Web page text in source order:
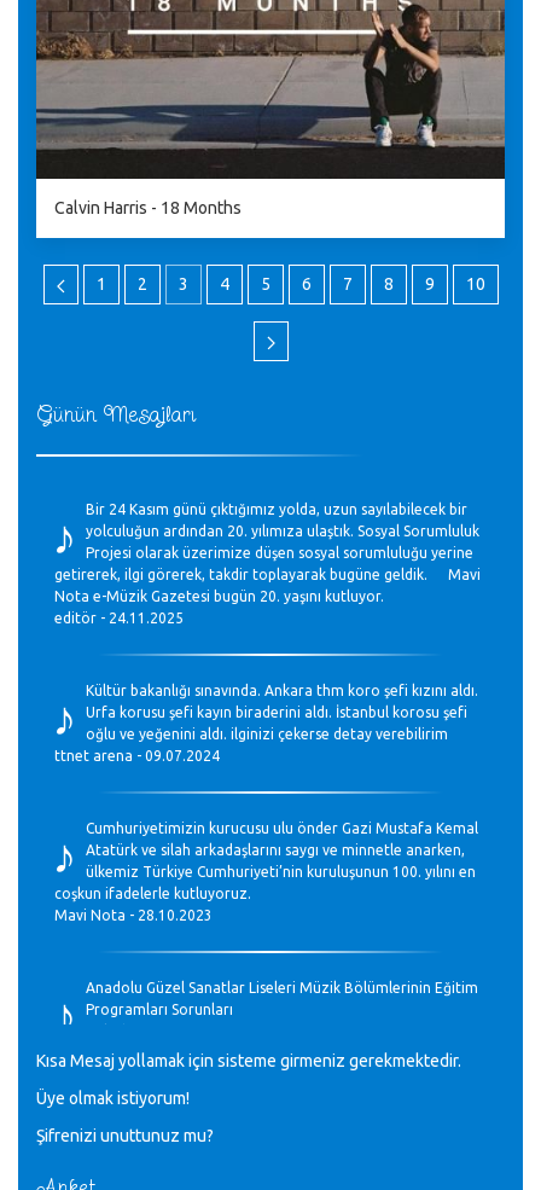
Günün Mesajları
♪
Bir 24 Kasım günü çıktığımız yolda, uzun sayılabilecek bir
yolculuğun ardından 20. yılımıza ulaştık. Sosyal Sorumluluk
Projesi olarak üzerimize düşen sosyal sorumluluğu yerine
getirerek, ilgi görerek, takdir toplayarak bugüne geldik. Mavi
Nota e-Müzik Gazetesi bugün 20. yaşını kutluyor.
editör - 24.11.2025
♪
Kültür bakanlığı sınavında. Ankara thm koro şefi kızını aldı.
Urfa korusu şefi kayın biraderini aldı. İstanbul korosu şefi
oğlu ve yeğenini aldı. ilginizi çekerse detay verebilirim
ttnet arena - 09.07.2024
♪
Cumhuriyetimizin kurucusu ulu önder Gazi Mustafa Kemal
Atatürk ve silah arkadaşlarını saygı ve minnetle anarken,
ülkemiz Türkiye Cumhuriyeti’nin kuruluşunun 100. yılını en
coşkun ifadelerle kutluyoruz.
Mavi Nota - 28.10.2023
♪
Anadolu Güzel Sanatlar Liseleri Müzik Bölümlerinin Eğitim
Programları Sorunları
♪
GEÇMİŞ OLSUN TÜRKİYE!
Mavi Nota - 07.02.2023
Kısa Mesaj yollamak için sisteme girmeniz gerekmektedir.
Üye olmak istiyorum!
Şifrenizi unuttunuz mu?
Calvin Harris - 18 Months
1 2 3 4 5 6 7 8 9 10